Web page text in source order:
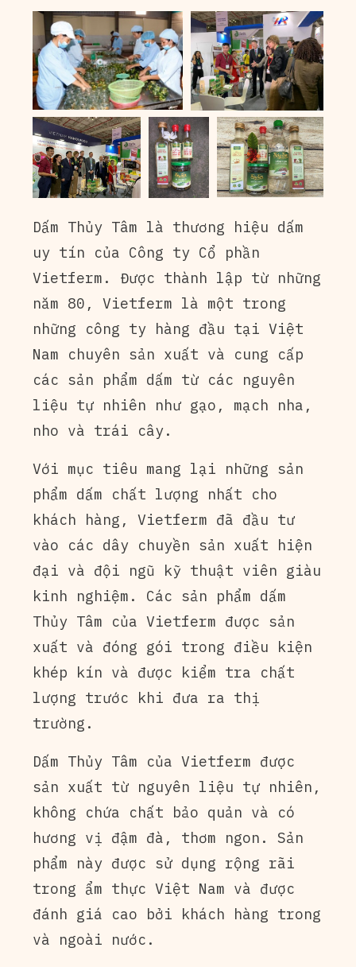
Dấm Thủy Tâm là thương hiệu dấm
uy tín của Công ty Cổ phần
Vietferm. Được thành lập từ những
năm 80, Vietferm là một trong
những công ty hàng đầu tại Việt
Nam chuyên sản xuất và cung cấp
các sản phẩm dấm từ các nguyên
liệu tự nhiên như gạo, mạch nha,
nho và trái cây.
Với mục tiêu mang lại những sản
phẩm dấm chất lượng nhất cho
khách hàng, Vietferm đã đầu tư
vào các dây chuyền sản xuất hiện
đại và đội ngũ kỹ thuật viên giàu
kinh nghiệm. Các sản phẩm dấm
Thủy Tâm của Vietferm được sản
xuất và đóng gói trong điều kiện
khép kín và được kiểm tra chất
lượng trước khi đưa ra thị
trường.
Dấm Thủy Tâm của Vietferm được
sản xuất từ nguyên liệu tự nhiên,
không chứa chất bảo quản và có
hương vị đậm đà, thơm ngon. Sản
phẩm này được sử dụng rộng rãi
trong ẩm thực Việt Nam và được
đánh giá cao bởi khách hàng trong
và ngoài nước.